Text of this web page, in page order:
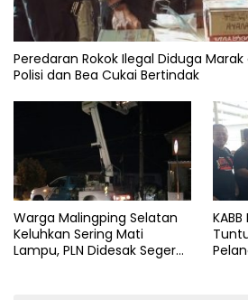
Peredaran Rokok Ilegal Diduga
Polisi dan Bea Cukai Bertindak
Warga Malingping Selatan
Keluhkan Sering Mati
Lampu, PLN Didesak Segera